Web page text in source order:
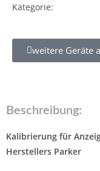
Kategorie:
weitere Geräte
Beschreibung:
Kalibrierung für
Herstellers Parker